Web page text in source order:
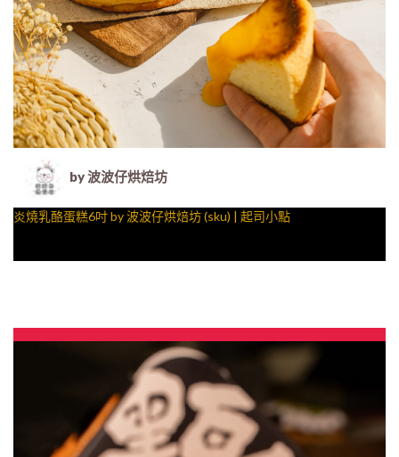
by 波波仔烘焙坊
炎燒乳酪蛋糕6吋 by 波波仔烘焙坊 (sku) | 起司小點